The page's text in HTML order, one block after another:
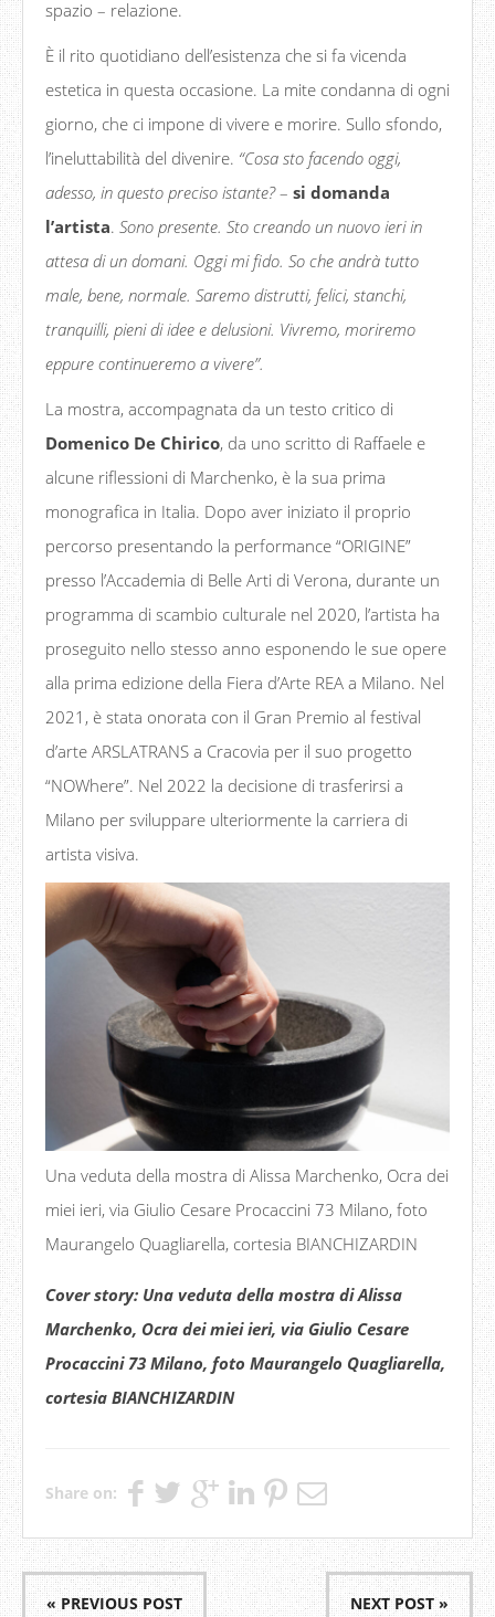
spazio – relazione.
È il rito quotidiano dell’esistenza che si fa vicenda
estetica in questa occasione. La mite condanna di ogni
giorno, che ci impone di vivere e morire. Sullo sfondo,
l’ineluttabilità del divenire. “Cosa sto facendo oggi,
adesso, in questo preciso istante?– si domanda
l’artista. Sono presente. Sto creando un nuovo ieri in
attesa di un domani. Oggi mi fido. So che andrà tutto
male, bene, normale. Saremo distrutti, felici, stanchi,
tranquilli, pieni di idee e delusioni. Vivremo, moriremo
eppure continueremo a vivere”.
La mostra, accompagnata da un testo critico di
Domenico De Chirico, da uno scritto di Raffaele e
alcune riflessioni di Marchenko, è la sua prima
monografica in Italia. Dopo aver iniziato il proprio
percorso presentando la performance “ORIGINE”
presso l’Accademia di Belle Arti di Verona, durante un
programma di scambio culturale nel 2020, l’artista ha
proseguito nello stesso anno esponendo le sue opere
alla prima edizione della Fiera d’Arte REA a Milano. Nel
2021, è stata onorata con il Gran Premio al festival
d’arte ARSLATRANS a Cracovia per il suo progetto
“NOWhere”. Nel 2022 la decisione di trasferirsi a
Milano per sviluppare ulteriormente la carriera di
artista visiva.
Una veduta della mostra di Alissa Marchenko, Ocra dei
miei ieri, via Giulio Cesare Procaccini 73 Milano, foto
Maurangelo Quagliarella, cortesia BIANCHIZARDIN
Cover story: Una veduta della mostra di Alissa
Marchenko, Ocra dei miei ieri, via Giulio Cesare
Procaccini 73 Milano, foto Maurangelo Quagliarella,
cortesia BIANCHIZARDIN
Share on:
« PREVIOUS POST NEXT POST »